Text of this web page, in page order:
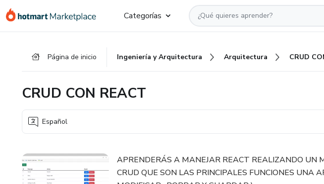
Categorías
Página de inicio Ingeniería y Arquitectura Arquitectura CRUD
CRUD CON REACT
Español
APRENDERÁS A MANEJAR REACT REALIZANDO UN
CRUD QUE SON LAS PRINCIPALES FUNCIONES UNA